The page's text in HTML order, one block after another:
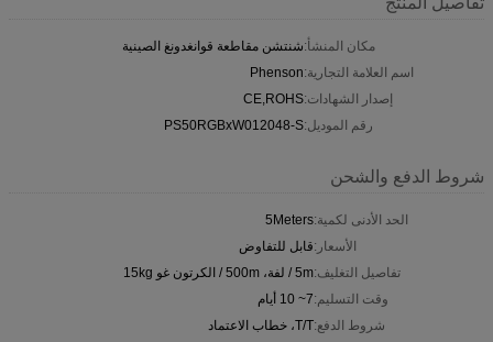
مكان المنشأ:شنتشن مقاطعة قوانغدونغ الصينية
اسم العلامة التجارية:Phenson
إصدار الشهادات:CE,ROHS
رقم الموديل:PS50RGBxW012048-S
شروط الدفع والشحن
الحد الأدنى لكمية:5Meters
الأسعار:قابل للتفاوض
تفاصيل التغليف:5m / لفة، 500m / الكرتون غو 15kg
وقت التسليم:7~ 10 أيام
شروط الدفع:T/T، خطاب الاعتماد